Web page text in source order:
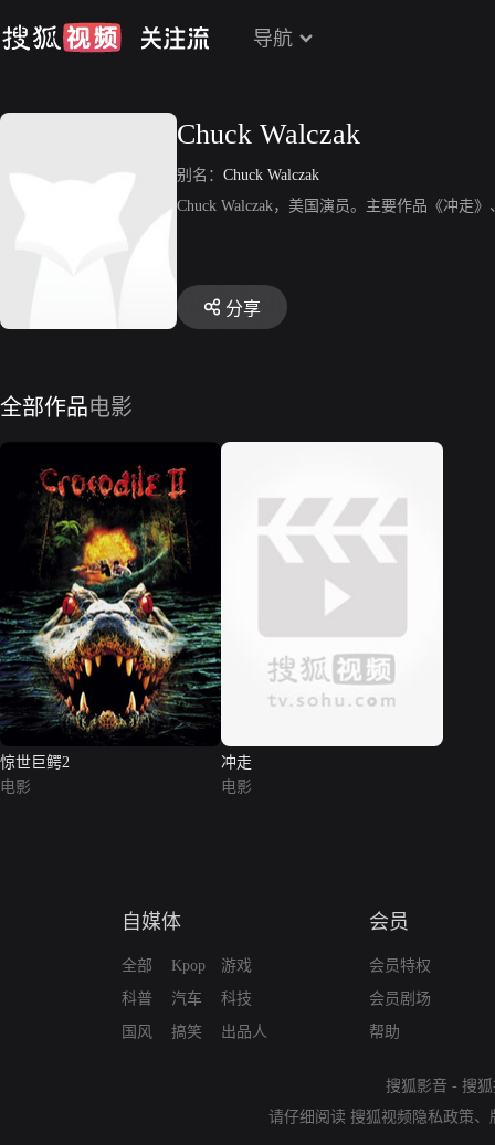
导航
Chuck Walczak
别名： Chuck Walczak
Chuck Walczak，美国演员。主要作品《冲走
分享
全部作品电影
惊世巨鳄2
电影
冲走
电影
自媒体
全部
科普
国风
Kpop
汽车
搞笑
游戏
科技
出品人
会员
会员特权
会员剧场
帮助
搜狐影音 - 搜
请仔细阅读 搜狐视频隐私政策、